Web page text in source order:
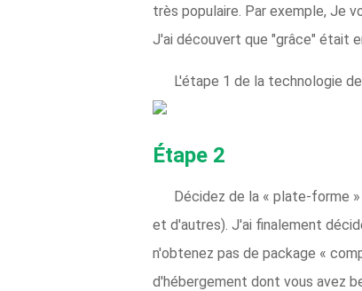
très populaire. Par exemple, Je
J'ai découvert que "grâce" était
L'étape 1 de la technologie
Étape 2
Décidez de la « plate-forme
et d'autres). J'ai finalement
n'obtenez pas de package «
d'hébergement dont vous avez